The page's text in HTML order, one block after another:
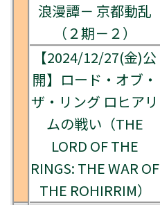
浪漫譚－ 京都動乱
（２期－２）
【2024/12/27(金)公
開】ロード・オブ・
ザ・リング ロヒアリ
ムの戦い（THE
LORD OF THE
RINGS: THE WAR OF
THE ROHIRRIM）